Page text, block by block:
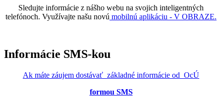
Sledujte informácie z nášho webu na svojich inteligentných
telefónoch. Využívajte našu novú mobilnú aplikáciu - V OBRAZE.
Informácie SMS-kou
Ak máte záujem dostávať základné informácie od OcÚ
formou SMS